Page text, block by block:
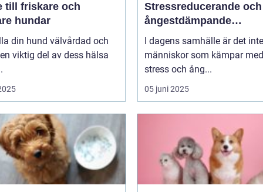
till friskare och
hundar
din hund välvårdad och
viktig del av dess hälsa
Stressreducerande och
ångestdämpande
hundhalsband
I dagens samhälle är det
människor som kämpar med
stress och ång...
05 juni 2025